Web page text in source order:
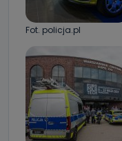
Fot. policja.pl